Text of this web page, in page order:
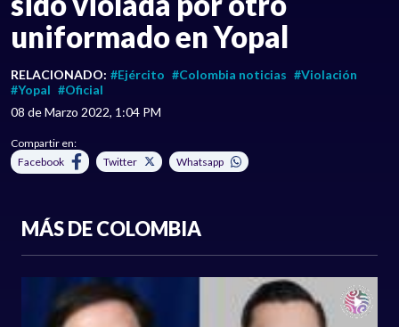
uniformado en Yopal
RELACIONADO: #Ejército #Colombia noticias #Violación
#Yopal #Oficial
08 de Marzo 2022, 1:04 PM
Compartir en:
Facebook
Twitter Whatsapp
MÁS DE COLOMBIA